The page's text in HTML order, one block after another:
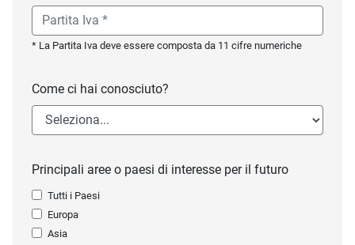
* La Partita Iva deve essere composta da 11 cifre numeriche
Come ci hai conosciuto?
Principali aree o paesi di interesse per il futuro
Tutti i Paesi
Europa
Asia